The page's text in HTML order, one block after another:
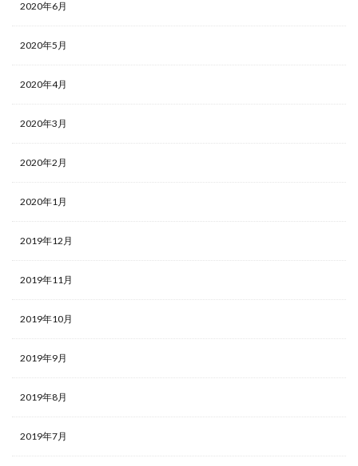
2020年6月
2020年5月
2020年4月
2020年3月
2020年2月
2020年1月
2019年12月
2019年11月
2019年10月
2019年9月
2019年8月
2019年7月